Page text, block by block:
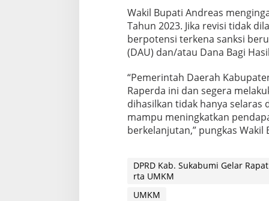
Wakil Bupati Andreas
Tahun 2023. Jika revisi tidak
berpotensi terkena sanksi
(DAU) dan/atau Dana Bagi
“Pemerintah Daerah
Raperda ini dan segera
dihasilkan tidak hanya
mampu meningkatkan
berkelanjutan,” pungkas Wakil
DPRD Kab. Sukabumi Gelar
rta UMKM
UMKM